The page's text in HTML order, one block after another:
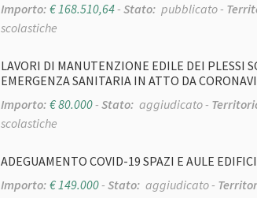
Importo: € 168.510,64- Stato: pubblicato -
scolastiche
LAVORI DI MANUTENZIONE EDILE DEI PLESSI
EMERGENZA SANITARIA IN ATTO DA
Importo: € 80.000- Stato: aggiudicato -
scolastiche
ADEGUAMENTO COVID-19 SPAZI E AULE
Importo: € 149.000- Stato: aggiudicato -